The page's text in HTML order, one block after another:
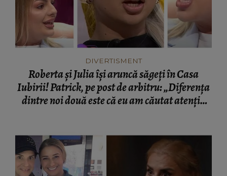
DIVERTISMENT
Roberta și Julia își aruncă săgeți în Casa
Iubirii! Patrick, pe post de arbitru: „Diferența
dintre noi două este că eu am căutat atenția